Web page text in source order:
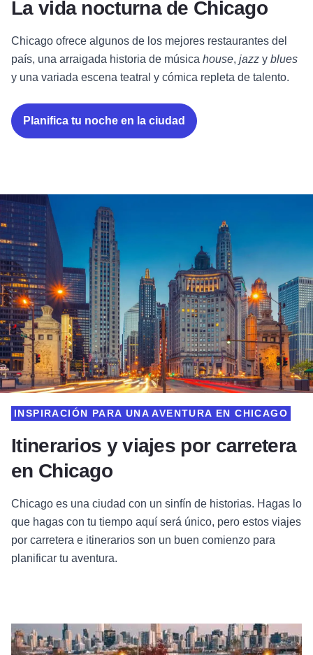
La vida nocturna de Chicago
Chicago ofrece algunos de los mejores restaurantes del
país, una arraigada historia de música house, jazz y blues
y una variada escena teatral y cómica repleta de talento.
Planifica tu noche en la ciudad
Itinerarios y viajes por carretera
en Chicago
INSPIRACIÓN PARA UNA AVENTURA EN CHICAGO
Chicago es una ciudad con un sinfín de historias. Hagas lo
que hagas con tu tiempo aquí será único, pero estos viajes
por carretera e itinerarios son un buen comienzo para
planificar tu aventura.
Lee más sobre Chicago embrujado